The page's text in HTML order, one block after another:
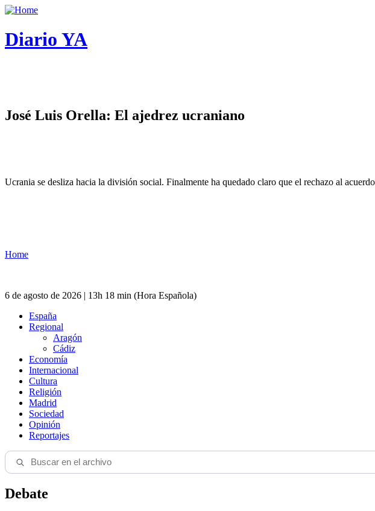
Diario YA
José Luis Orella: El ajedrez ucraniano
Ucrania se desliza hacia la división social. Finalmente ha quedado claro que el rechazo al
Home
6 de agosto de 2026 | 13h 18 min (Hora Española)
España
Regional
Aragón
Cádiz
Economía
Internacional
Cultura
Religión
Madrid
Sociedad
Opinión
Reportajes
Debate